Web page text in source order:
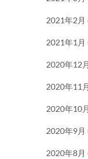
2021年2月
2021年1月
2020年12月
2020年11月
2020年10月
2020年9月
2020年8月